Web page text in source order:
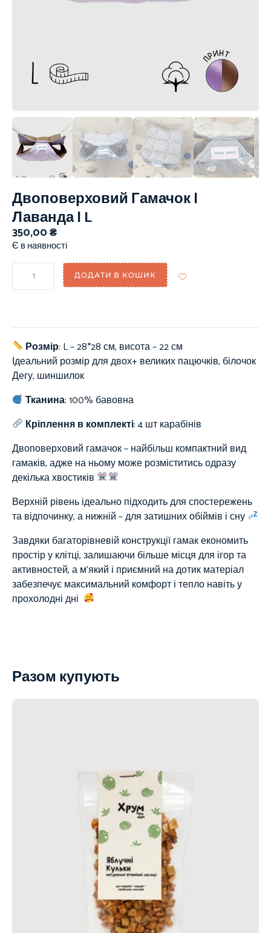
Двоповерховий Гамачок |
Лаванда | L
350,00₴
Є в наявності
ДОДАТИ В КОШИК
Розмір: L – 28*28 см, висота – 22 см
Ідеальний розмір для двох+ великих пацючків, білочок
Дегу, шиншилок
Тканина:100% бавовна
Кріплення в комплекті: 4 шт карабінів
Двоповерховий гамачок – найбільш компактний вид
гамаків, адже на ньому може розміститись одразу
декілька хвостиків
Верхній рівень ідеально підходить для спостережень
та відпочинку, а нижній – для затишних обіймів і сну
Завдяки багаторівневій конструкції гамак економить
простір у клітці, залишаючи більше місця для ігор та
активностей, а м’який і приємний на дотик матеріал
забезпечує максимальний комфорт і тепло навіть у
прохолодні дні
Разом купують